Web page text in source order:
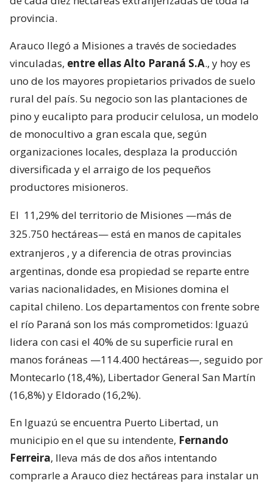
provincia.
Arauco llegó a Misiones a través de sociedades
vinculadas, entre ellas Alto Paraná S.A., y hoy es
uno de los mayores propietarios privados de suelo
rural del país. Su negocio son las plantaciones de
pino y eucalipto para producir celulosa, un modelo
de monocultivo a gran escala que, según
organizaciones locales, desplaza la producción
diversificada y el arraigo de los pequeños
productores misioneros.
El 11,29% del territorio de Misiones —más de
325.750 hectáreas— está en manos de capitales
extranjeros , y a diferencia de otras provincias
argentinas, donde esa propiedad se reparte entre
varias nacionalidades, en Misiones domina el
capital chileno. Los departamentos con frente sobre
el río Paraná son los más comprometidos: Iguazú
lidera con casi el 40% de su superficie rural en
manos foráneas —114.400 hectáreas—, seguido por
Montecarlo (18,4%), Libertador General San Martín
(16,8%) y Eldorado (16,2%).
En Iguazú se encuentra Puerto Libertad, un
municipio en el que su intendente, Fernando
Ferreira, lleva más de dos años intentando
comprarle a Arauco diez hectáreas para instalar un